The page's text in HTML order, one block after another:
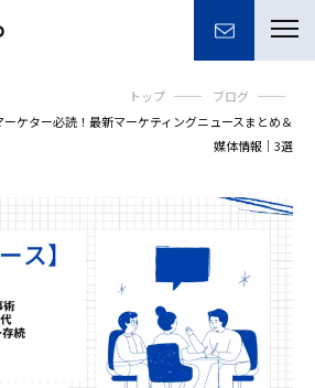
トップ
ブログ
ーケター必読！最新マーケティングニュースまとめ＆
媒体情報｜3選